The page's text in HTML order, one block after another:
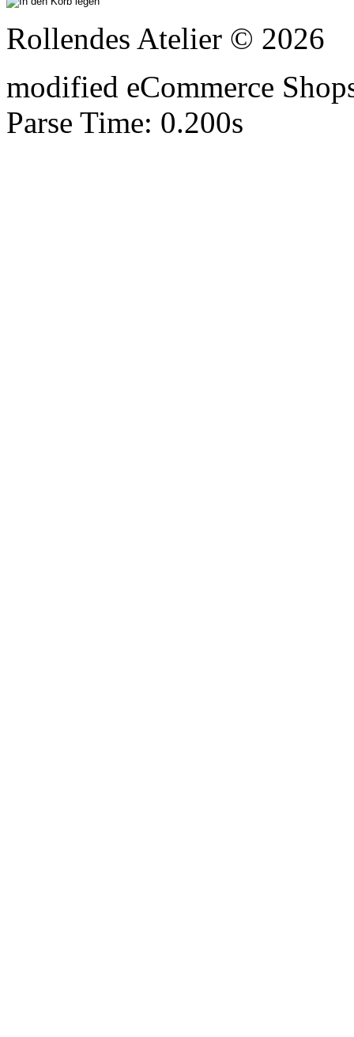
Rollendes Atelier © 2026
modified eCommerce
Parse Time: 0.200s